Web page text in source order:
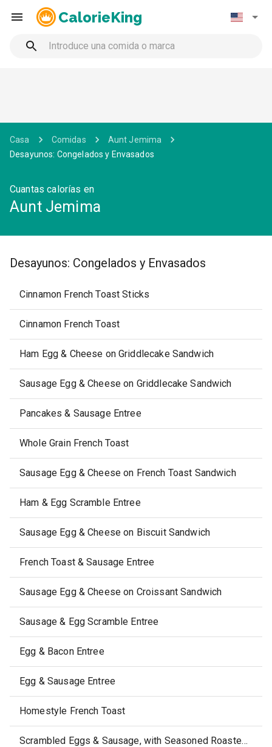
CalorieKing
Casa Comidas
Aunt Jemima
Desayunos: Congelados y Envasados
Cuantas calorías en
Aunt Jemima
Desayunos: Congelados y Envasados
Cinnamon French Toast Sticks
Cinnamon French Toast
Ham Egg & Cheese on Griddlecake Sandwich
Sausage Egg & Cheese on Griddlecake Sandwich
Pancakes & Sausage Entree
Whole Grain French Toast
Sausage Egg & Cheese on French Toast Sandwich
Ham & Egg Scramble Entree
Sausage Egg & Cheese on Biscuit Sandwich
French Toast & Sausage Entree
Sausage Egg & Cheese on Croissant Sandwich
Sausage & Egg Scramble Entree
Egg & Bacon Entree
Egg & Sausage Entree
Homestyle French Toast
Scrambled Eggs & Sausage, with Seasoned Roasted Potatoes, frozen